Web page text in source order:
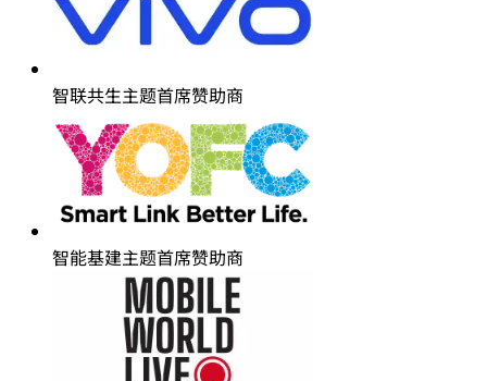
智联共生主题首席赞助商
智能基建主题首席赞助商